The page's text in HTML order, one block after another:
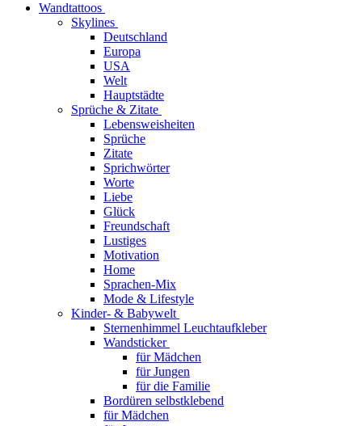
Wandtattoos
Skylines
Deutschland
Europa
USA
Welt
Hauptstädte
Sprüche & Zitate
Lebensweisheiten
Sprüche
Zitate
Sprichwörter
Worte
Liebe
Glück
Freundschaft
Lustiges
Motivation
Home
Sprachen-Mix
Mode & Lifestyle
Kinder- & Babywelt
Sternenhimmel Leuchtaufkleber
Wandsticker
für Mädchen
für Jungen
für die Familie
Bordüren selbstklebend
für Mädchen